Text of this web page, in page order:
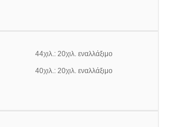
44χιλ.: 20χιλ. εναλλάξιμο
40χιλ.: 20χιλ. εναλλάξιμο